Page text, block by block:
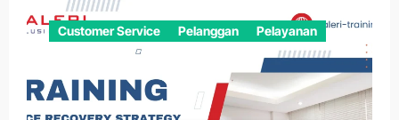
Customer Service Pelanggan Pelayanan